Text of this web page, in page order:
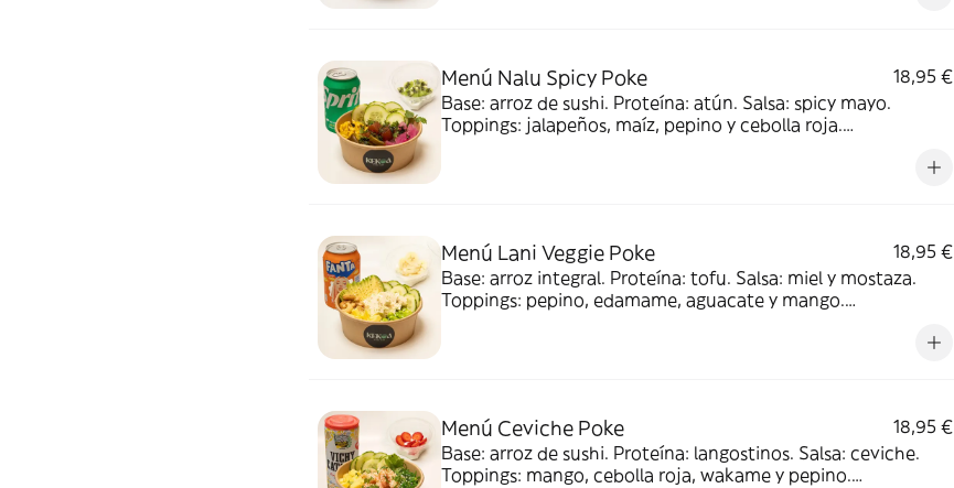
Menú Nalu Spicy Poke
18,95 €
Base: arroz de sushi. Proteína: atún. Salsa: spicy mayo.
Toppings: jalapeños, maíz, pepino y cebolla roja.
Menú Lani Veggie Poke
18,95 €
Base: arroz integral. Proteína: tofu. Salsa: miel y mostaza.
Toppings: pepino, edamame, aguacate y mango.
Menú Ceviche Poke
18,95 €
Base: arroz de sushi. Proteína: langostinos. Salsa: ceviche.
Toppings: mango, cebolla roja, wakame y pepino.